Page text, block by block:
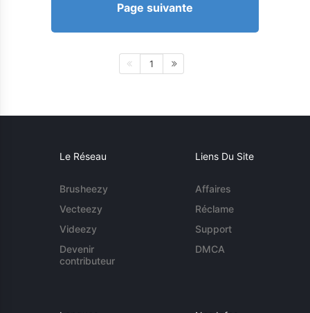
Page suivante
1
Le Réseau
Brusheezy
Vecteezy
Videezy
Devenir
contributeur
Liens Du Site
Affaires
Réclame
Support
DMCA